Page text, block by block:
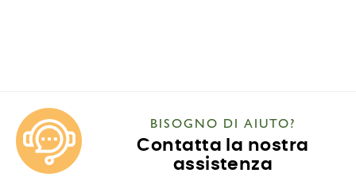
BISOGNO DI AIUTO?
Contatta la nostra
assistenza